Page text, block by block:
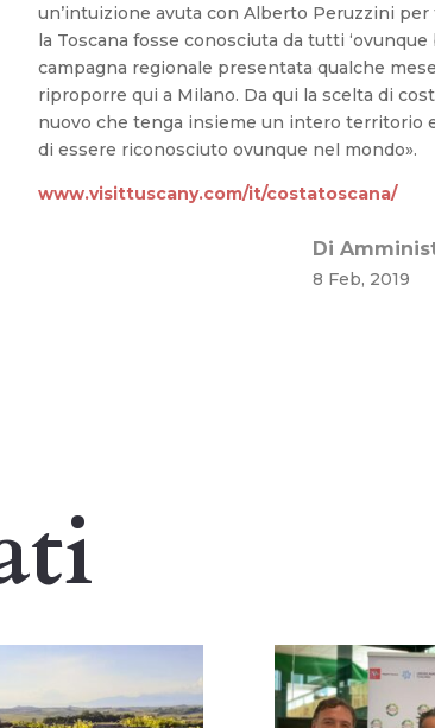
un’intuizione avuta con Alberto Peruzzini per
la Toscana fosse conosciuta da tutti ‘ovunque
campagna regionale presentata qualche
riproporre qui a Milano. Da qui la scelta di
nuovo che tenga insieme un intero territorio
di essere riconosciuto ovunque nel mondo».
www.visittuscany.com/it/costatoscana/
Di
8 Feb, 2019